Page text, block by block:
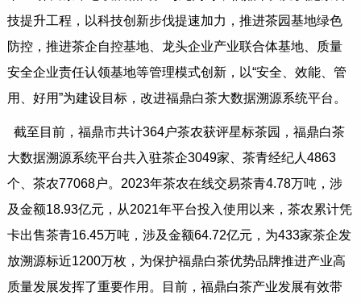
技提升工程，以科技创新步伐提速加力，推进茶园基地绿色
防控，推进茶企自控基地、龙头企业产业联合体基地、质量
安全企业责任认领基地等管理模式创新，以“安全、效能、管
用、好用”为建设目标，改进福鼎白茶大数据溯源系统平台。
截至目前，福鼎市共计364户茶农获评星标茶园，福鼎白茶
大数据溯源系统平台共入驻茶企3049家、茶青经纪人4863
个、茶农77068户。2023年茶农在线交易茶青4.78万吨，涉
及金额18.93亿元，从2021年平台投入使用以来，茶农累计凭
卡出售茶青16.45万吨，涉及金额64.72亿元，为433家茶企发
放溯源标近1200万枚，为保护福鼎白茶优势品牌推进产业高
质量发展发挥了重要作用。目前，福鼎白茶产业发展有效带